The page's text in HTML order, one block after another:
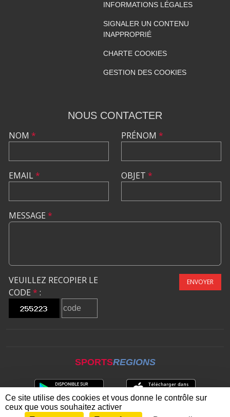
INFORMATIONS LÉGALES
SIGNALER UN CONTENU
INAPPROPRIÉ
CHARTE COOKIES
GESTION DES COOKIES
NOUS CONTACTER
NOM *
EMAIL*
PRÉNOM *
OBJET *
MESSAGE *
VEUILLEZ RECOPIER LE
CODE * :
ENVOYER
SPORTSREGIONS
Ce site utilise des cookies et vous donne le contrôle sur
ceux que vous souhaitez activer